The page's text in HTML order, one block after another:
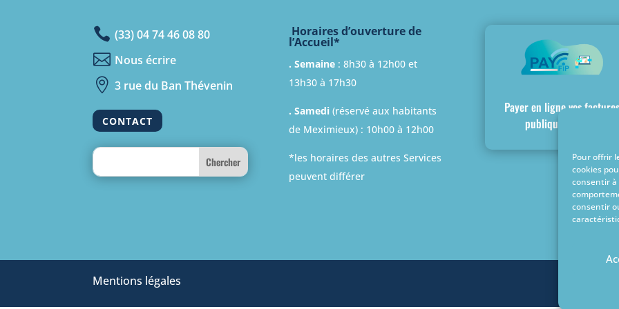
Pour offrir
cookies
consentir à
consentir
 (33) 04 74 46 08 80
 Nous écrire
 3 rue du Ban Thévenin
CONTACT
Search
Horaires d’ouverture de
l’Accueil*
. Semaine: 8h30 à 12h00 et
13h30 à 17h30
. Samedi(réservé aux habitants
de Meximieux) : 10h00 à 12h00
*les horaires des autres Services
peuvent différer
Payer en ligne vos
publiques locales
Mentions légales